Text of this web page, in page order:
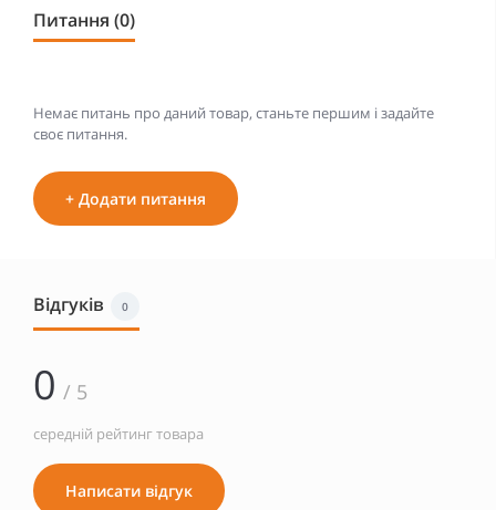
Питання (0)
Немає питань про даний товар, станьте першим і задайте
своє питання.
+ Додати питання
Відгуків 0
0 / 5
середній рейтинг товара
Написати відгук